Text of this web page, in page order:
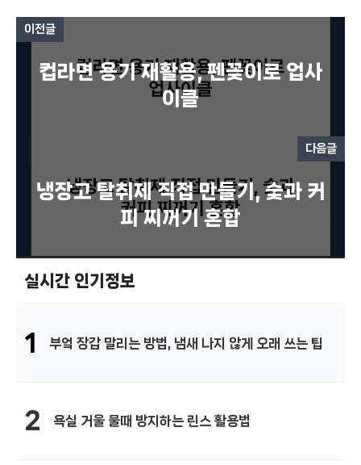
이전글
컵라면 용기 재활용, 펜꽂이로 업사
이클
다음글
냉장고 탈취제 직접 만들기, 숯과 커
피 찌꺼기 혼합
실시간 인기정보
1 부엌 장갑 말리는 방법, 냄새 나지 않게 오래 쓰는 팁
2 욕실 거울 물때 방지하는 린스 활용법